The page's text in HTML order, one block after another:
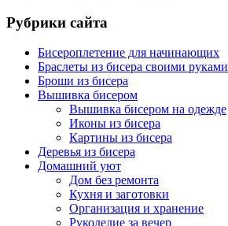
Рубрики сайта
Бисероплетение для начинающих
Браслеты из бисера своими руками
Броши из бисера
Вышивка бисером
Вышивка бисером на одежде
Иконы из бисера
Картины из бисера
Деревья из бисера
Домашний уют
Дом без ремонта
Кухня и заготовки
Организация и хранение
Рукоделие за вечер